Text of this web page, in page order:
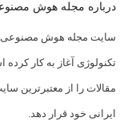
درباره مجله هوش
تکنولوژی آغاز به کار
مقالات را از معتبرترین
ایرانی خود قرار دهد.